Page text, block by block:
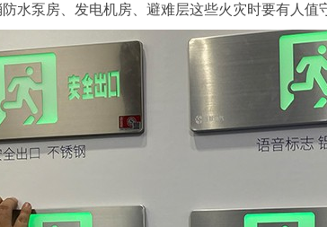
水泵房、发电机房、避难层这些火灾时要有人